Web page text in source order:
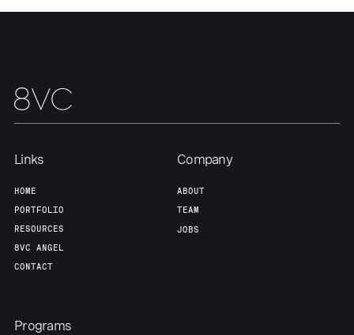
Links
HOME
PORTFOLIO
RESOURCES
8VC ANGEL
CONTACT
Company
ABOUT
TEAM
JOBS
Programs